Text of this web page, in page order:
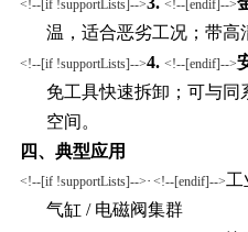
<!--[if !supportLists]--> <!--[endif]-->
温，适合恶劣工况；带高
<!--[if !supportLists]-->4. <!--[endif]-->
免工具快速拆卸 ；可 与同
空间。
四、典型应用
<!--[if !supportLists]-->· <!--[endif]-->工
气缸 / 电磁阀集群